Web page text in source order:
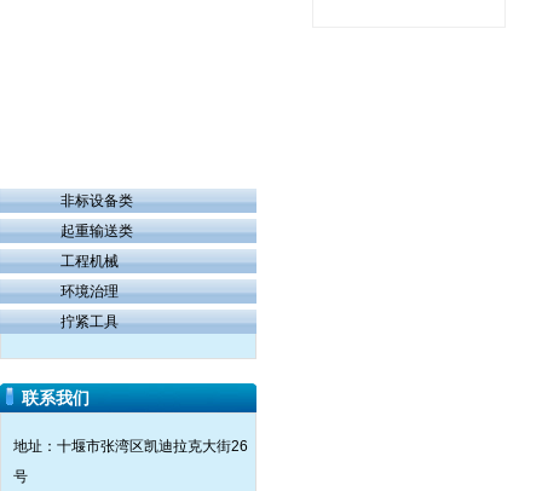
非标设备类
起重输送类
工程机械
环境治理
拧紧工具
联系我们
地址：十堰市张湾区凯迪拉克大街26
号